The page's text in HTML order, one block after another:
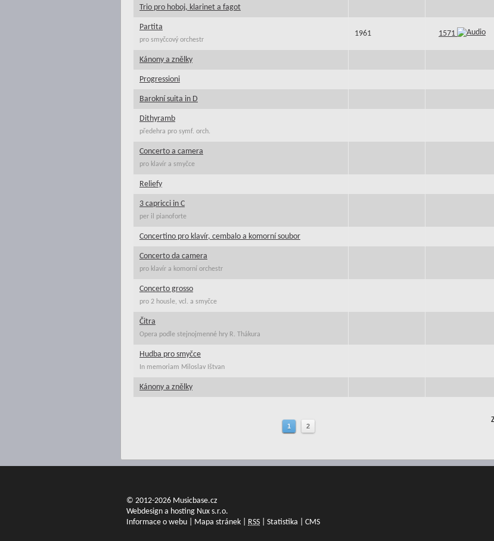
Trio pro hoboj, klarinet a fagot
Partita
pro smyčcový orchestr
1961 1571
Kánony a znělky
Progressioni
Barokní suita in D
Dithyramb
předehra pro symf. orch.
Concerto a camera
pro klavír a smyčce
Reliefy
3 capricci in C
per il pianoforte
Concertino pro klavír, cembalo a komorní soubor
Concerto da camera
pro klavír a komorní orchestr
Concerto grosso
pro 2 housle, vcl. a smyčce
Čitra
Opera podle stejnojmenné hry R. Thákura
Hudba pro smyčce
In memoriam Miloslav Ištvan
Kánony a znělky
1 2
© 2012-2026 Musicbase.cz
Webdesign a hosting Nux s.r.o.
Informace o webu
Mapa stránek RSS Statistika CMS